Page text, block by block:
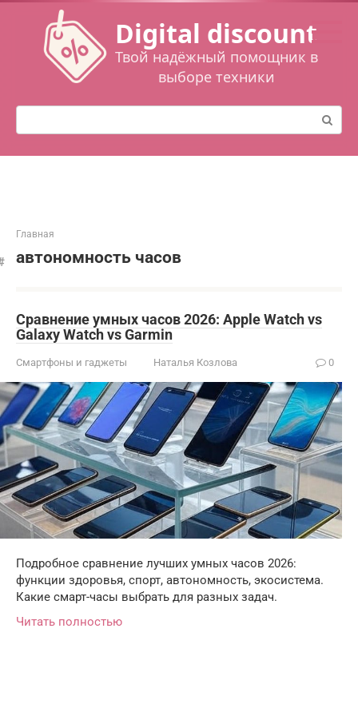
Перейти
контенту
Digital discount
Твой надёжный помощник в
выборе техники
Поиск:
Главная
автономность часов
Сравнение умных часов 2026: Apple Watch vs
Galaxy Watch vs Garmin
Смартфоны и гаджеты Наталья Козлова 0
Подробное сравнение лучших умных часов 2026:
функции здоровья, спорт, автономность, экосистема.
Какие смарт-часы выбрать для разных задач.
Читать полностью